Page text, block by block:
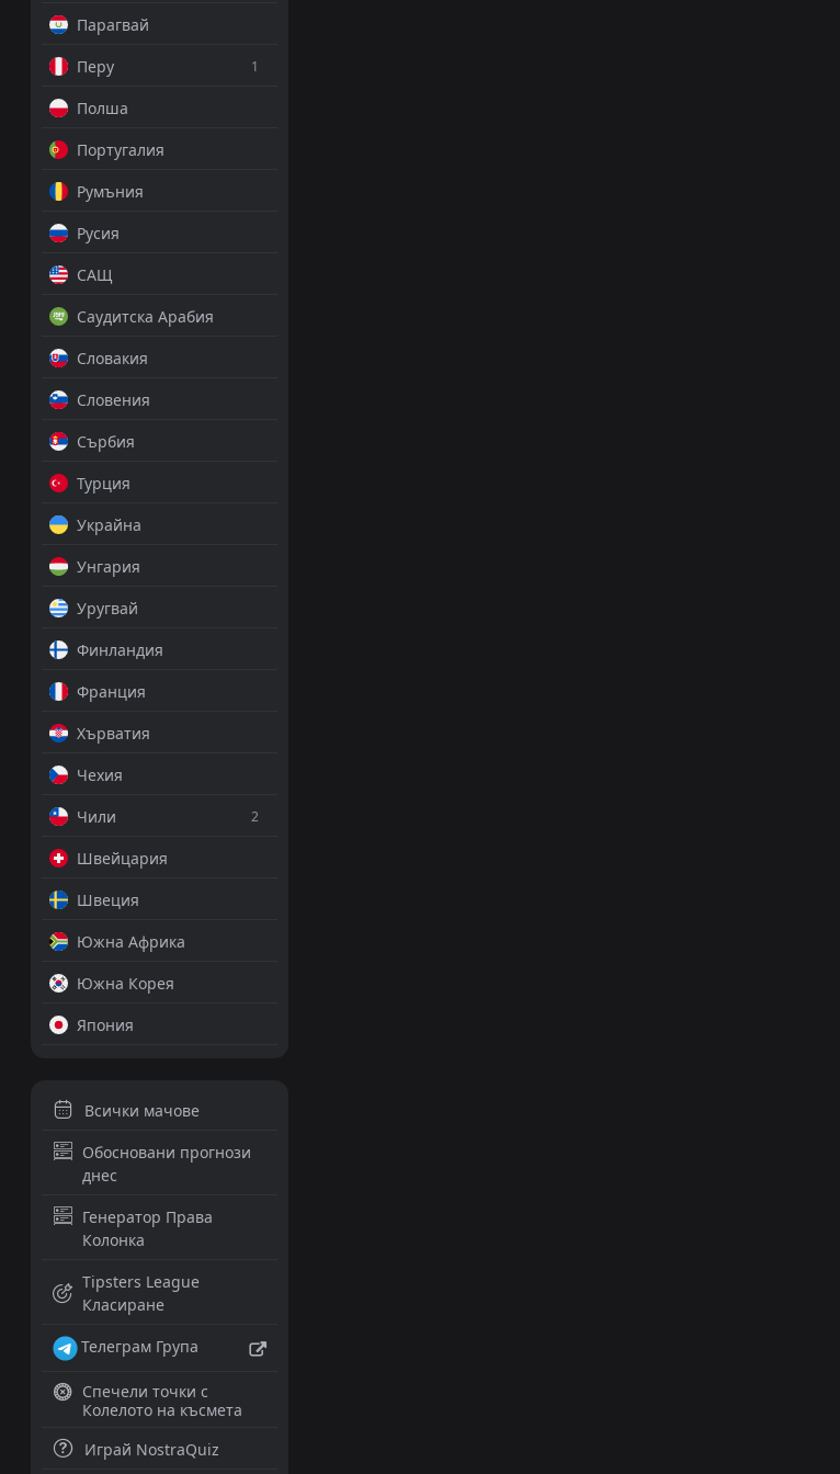
Парагвай
Перу
1
Полша
Португалия
Румъния
Русия
САЩ
Саудитска Арабия
Словакия
Словения
Сърбия
Турция
Украйна
Унгария
Уругвай
Финландия
Франция
Хърватия
Чехия
Чили
2
Швейцария
Швеция
Южна Африка
Южна Корея
Япония
Всички мачове
Обосновани прогнози
днес
Генератор Права
Колонка
Tipsters League
Класиране
Телеграм Група
Спечели точки с
Колелото на късмета
Играй NostraQuiz